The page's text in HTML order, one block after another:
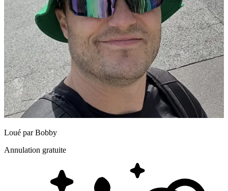
Loué parBobby
Annulation gratuite